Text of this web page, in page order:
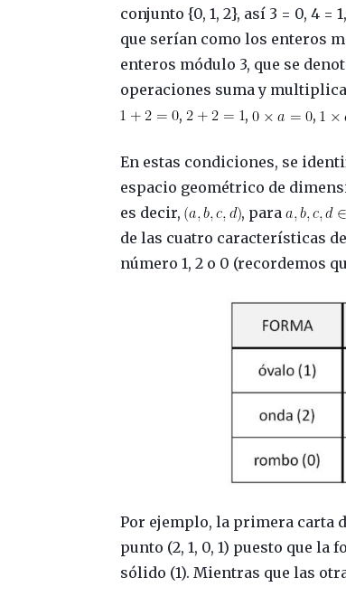
conjunto {0, 1, 2}, así 3 = 0, 4
que serían como los enteros
enteros módulo 3, que se
operaciones suma y
,
, ,
En estas condiciones, se
espacio geométrico de
es decir,
, para
de las cuatro características
número 1, 2 o 0 (recordemos
Por ejemplo, la primera carta
punto (2, 1, 0, 1) puesto que la
sólido (1). Mientras que las